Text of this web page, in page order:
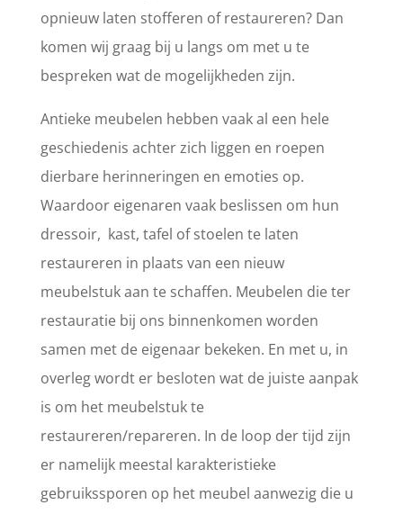
opnieuw laten stofferen of restaureren? Dan
komen wij graag bij u langs om met u te
bespreken wat de mogelijkheden zijn.
Antieke meubelen hebben vaak al een hele
geschiedenis achter zich liggen en roepen
dierbare herinneringen en emoties op.
Waardoor eigenaren vaak beslissen om hun
dressoir, kast, tafel of stoelen te laten
restaureren in plaats van een nieuw
meubelstuk aan te schaffen. Meubelen die ter
restauratie bij ons binnenkomen worden
samen met de eigenaar bekeken. En met u, in
overleg wordt er besloten wat de juiste aanpak
is om het meubelstuk te
restaureren/repareren. In de loop der tijd zijn
er namelijk meestal karakteristieke
gebruikssporen op het meubel aanwezig die u